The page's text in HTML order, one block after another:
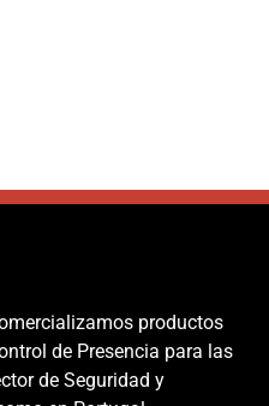
productos
de Presencia para las
de Seguridad y